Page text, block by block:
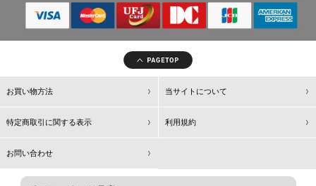
お買い物方法 当サイトについて
特定商取引に関する表示 利用規約
お問い合わせ